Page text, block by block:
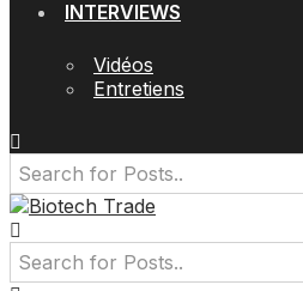
INTERVIEWS
Vidéos
Entretiens